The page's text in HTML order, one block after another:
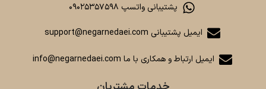
پشتیبانی واتسپ ۰۹۰۲۵۳۵۷۵۹۸
ایمیل پشتیبانی support@negarnedaei.com
ایمیل ارتباط و همکاری با ما info@negarnedaei.com